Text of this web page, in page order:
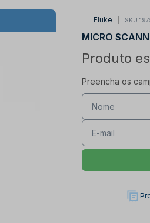
Fluke SKU
MICRO
Produto
Preencha os